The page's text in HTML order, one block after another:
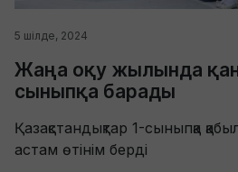
5 шілде, 2024
Жаңа оқу жылында
сыныпқа барады
Қазақстандықтар 1-сыныпқа
астам өтінім берді